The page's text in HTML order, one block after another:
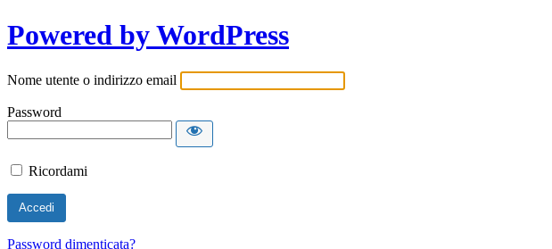
Powered by WordPress
Nome utente o indirizzo email
Password
Ricordami
Password dimenticata?